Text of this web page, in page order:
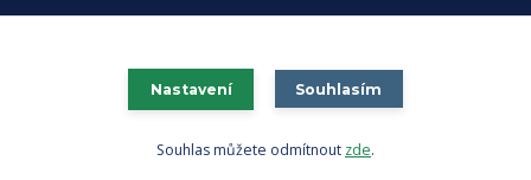
Vytvořeno na Eshop-rychle.cz
Nastavení Souhlasím
Souhlas můžete odmítnout zde.